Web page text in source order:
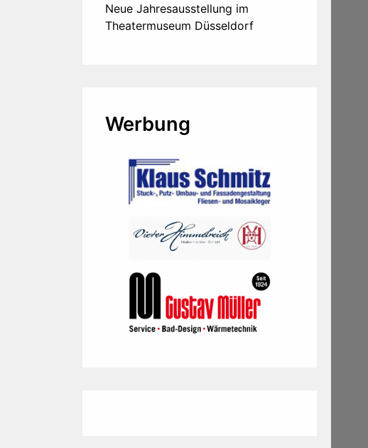
Neue Jahresausstellung im
Theatermuseum Düsseldorf
Werbung